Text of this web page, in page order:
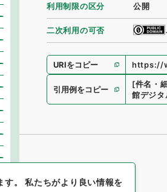
利用制限の区分 公開
二次利用の可否
URIをコピー https://
引用例をコピー
[件名・
館デジ
す。私たちがより良い情報を